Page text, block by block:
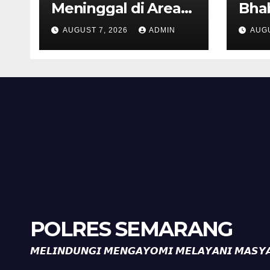
Meninggal di Area
Persawahan
Kalibeji, Polisi
Pastikan Tidak Ada
AUGUST 7, 2026 ADMIN
dan
POLRES SEMARANG
𝙈𝙀𝙇𝙄𝙉𝘿𝙐𝙉𝙂𝙄 𝙈𝙀𝙉𝙂𝘼𝙔𝙊𝙈𝙄 𝙈𝙀𝙇𝘼𝙔𝘼𝙉𝙄